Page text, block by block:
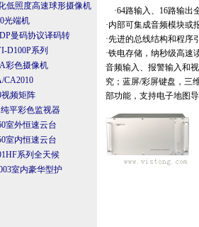
低照度高速球形摄像机
光端机
曼码协议译码转
D100P系列
彩色摄像机
CA2010
视频矩阵
纯平彩色监视器
室外恒速云台
室内恒速云台
系列全天候
室内豪华型护
·64路输入、16路输出
·内部可集成音频模块或
·先进的总线结构和程序
·铁电存储，纳秒级高速
音频输入、报警输入和
究；蓝屏/彩屏键盘，三
部功能，支持电子地图